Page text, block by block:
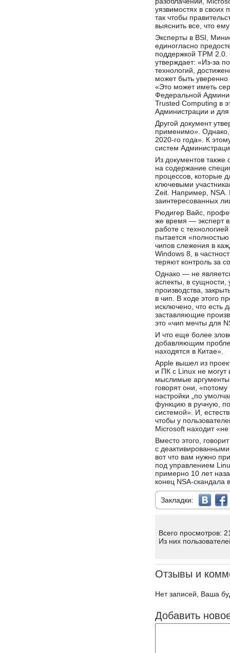
уязвимостях в своих
так чтобы
выяснить все, что
Эксперты в BSI,
единогласно
поддержкой TPM 2.0.
утверждает: «Из-за
технологий,
может быть
«Это может иметь
Федеральной
Trusted Computing в
Администрации и для
Другой документ
применимо». Однако,
2020-го года». К
систем
Из документов также
на содержание
процессов, которые
ключевыми
Zeit. Например, NSA.
заинтересованных
Рюдигер Вайс,
же время — эксперт
работе с
пытается
чипов слежения в
Windows 8, в
теряют контроль за
Однако — не
аспекты, в сущности,
производства,
в чип. В ходе этого
исключено, что есть
заставляющие
это «чип мечты для
И что еще более
добавляющим
находятся в Китае».
Apple вышел из
и ПК с Linux не могут
мыслимые аргументы
говорят они,
настройки „по
функцию в ручную,
системой». И,
чтобы у
Microsoft находит
Вместо этого,
с
вот что вам нужно
под управлением
примерно 10 лет
конец NSA-скандала
Закладки:
Всего просмотров:
Из них
Отзывы и
Нет записей, Ваша
Добавить